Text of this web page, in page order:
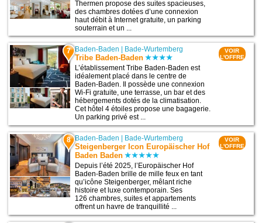
Thermen propose des suites spacieuses,
des chambres dotées d’une connexion
haut débit à Internet gratuite, un parking
souterrain et un ...
7 Baden-Baden Bade-Wurtemberg
Tribe Baden-Baden
L’établissement Tribe Baden-Baden est
idéalement placé dans le centre de
Baden-Baden. Il possède une connexion
Wi-Fi gratuite, une terrasse, un bar et des
hébergements dotés de la climatisation.
Cet hôtel 4 étoiles propose une bagagerie.
Un parking privé est ...
VOIR
L'OFFRE
8 Baden-Baden Bade-Wurtemberg
Steigenberger Icon Europäischer Hof
Baden Baden
Depuis l’été 2025, l’Europäischer Hof
Baden-Baden brille de mille feux en tant
qu’icône Steigenberger, mêlant riche
histoire et luxe contemporain. Ses
126 chambres, suites et appartements
offrent un havre de tranquillité ...
VOIR
L'OFFRE